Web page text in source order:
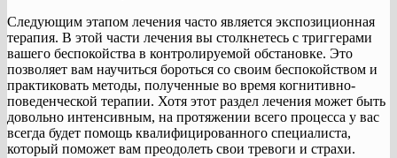
Следующим этапом лечения часто является экспозиционная
терапия. В этой части лечения вы столкнетесь с триггерами
вашего беспокойства в контролируемой обстановке. Это
позволяет вам научиться бороться со своим беспокойством и
практиковать методы, полученные во время когнитивно-
поведенческой терапии. Хотя этот раздел лечения может быть
довольно интенсивным, на протяжении всего процесса у вас
всегда будет помощь квалифицированного специалиста,
который поможет вам преодолеть свои тревоги и страхи.